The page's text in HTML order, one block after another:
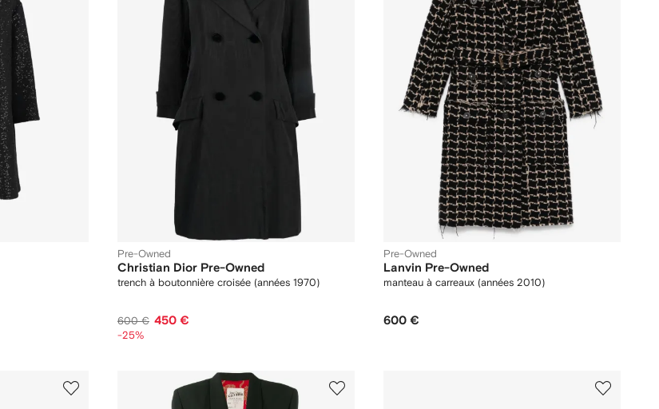
Pre-Owned
Christian Dior Pre-Owned
trench à boutonnière croisée (années 1970)
600 € 450 €
-25%
Pre-Owned
Lanvin Pre-Owned
manteau à carreaux (années 2010)
600 €